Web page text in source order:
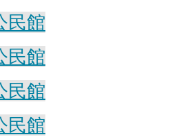
民館
民館
民館
民館